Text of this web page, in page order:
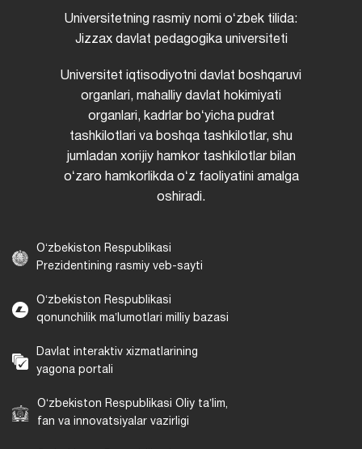
Universitetning rasmiy nomi oʻzbek tilida:
Jizzax davlat pedagogika universiteti
Universitet iqtisodiyotni davlat boshqaruvi
organlari, mahalliy davlat hokimiyati
organlari, kadrlar boʻyicha pudrat
tashkilotlari va boshqa tashkilotlar, shu
jumladan xorijiy hamkor tashkilotlar bilan
oʻzaro hamkorlikda oʻz faoliyatini amalga
oshiradi.
Oʻzbekiston Respublikasi
Prezidentining rasmiy veb-sayti
Oʻzbekiston Respublikasi
qonunchilik maʼlumotlari milliy bazasi
Davlat interaktiv xizmatlarining
yagona portali
Oʻzbekiston Respublikasi Oliy taʼlim,
fan va innovatsiyalar vazirligi